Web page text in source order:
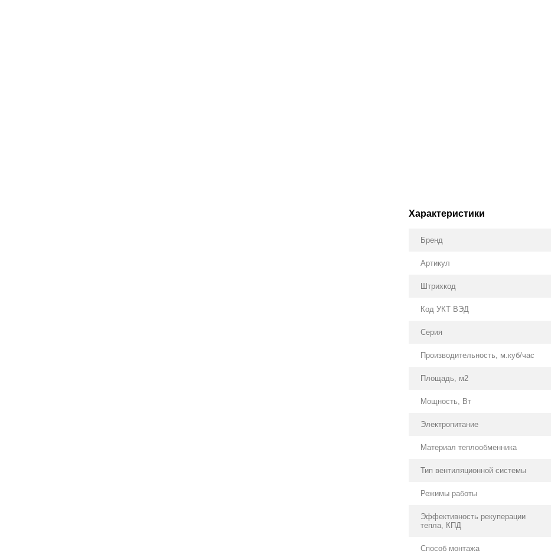
Характеристики
Бренд
Артикул
Штрихкод
Код УКТ ВЭД
Серия
Производительность, м.куб/час
Площадь, м2
Мощность, Вт
Электропитание
Материал теплообменника
Тип вентиляционной системы
Режимы работы
Эффективность рекуперации
тепла, КПД
Способ монтажа